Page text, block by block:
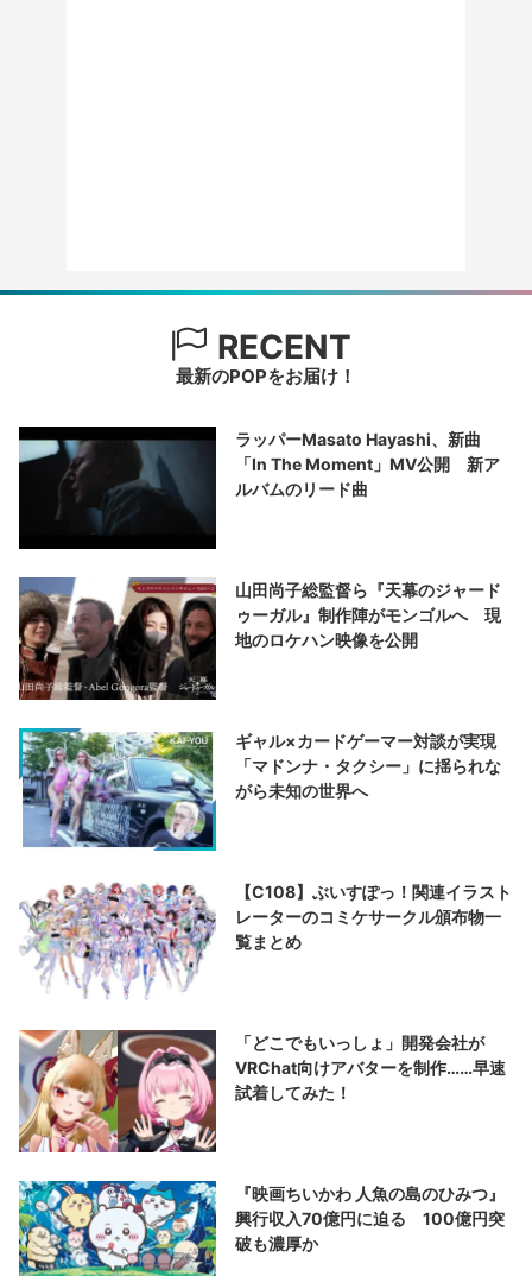
RECENT
最新のPOPをお届け！
ラッパーMasato Hayashi、新曲
「In The Moment」MV公開 新ア
ルバムのリード曲
山田尚子総監督ら『天幕のジャード
ゥーガル』制作陣がモンゴルへ 現
地のロケハン映像を公開
ギャル×カードゲーマー対談が実現
「マドンナ・タクシー」に揺られな
がら未知の世界へ
【C108】ぶいすぽっ！関連イラスト
レーターのコミケサークル頒布物一
覧まとめ
「どこでもいっしょ」開発会社が
VRChat向けアバターを制作……早速
試着してみた！
『映画ちいかわ 人魚の島のひみつ』
興行収入70億円に迫る 100億円突
破も濃厚か